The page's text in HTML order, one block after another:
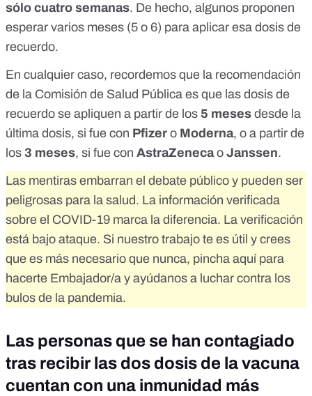
sólo cuatro semanas. De hecho, algunos proponen
esperar varios meses (5 o 6) para aplicar esa dosis de
recuerdo.
En cualquier caso, recordemos que la recomendación
de la Comisión de Salud Pública es que las dosis de
recuerdo se apliquen a partir de los 5 meses desde la
última dosis, si fue con Pfizer o Moderna, o a partir de
los 3 meses, si fue con AstraZenecao Janssen.
Las mentiras embarran el debate público y pueden ser
peligrosas para la salud. La información verificada
sobre el COVID-19 marca la diferencia. La verificación
está bajo ataque. Si nuestro trabajo te es útil y crees
que es más necesario que nunca, pincha aquí para
hacerte Embajador/a y ayúdanos a luchar contra los
bulos de la pandemia.
Las personas que se han contagiado
tras recibir las dos dosis de la vacuna
cuentan con una inmunidad más